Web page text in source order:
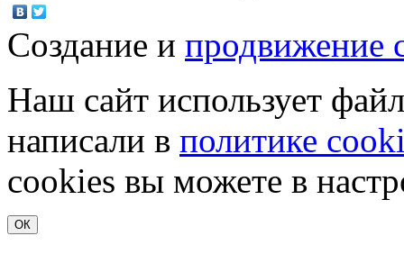
Создание и продвижение
Наш сайт использует
написали в политике
cookies вы можете в
ОК